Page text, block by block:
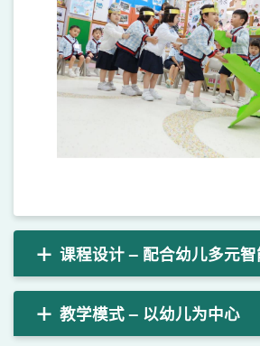
课程设计 – 配合幼儿多元
教学模式 – 以幼儿为中心